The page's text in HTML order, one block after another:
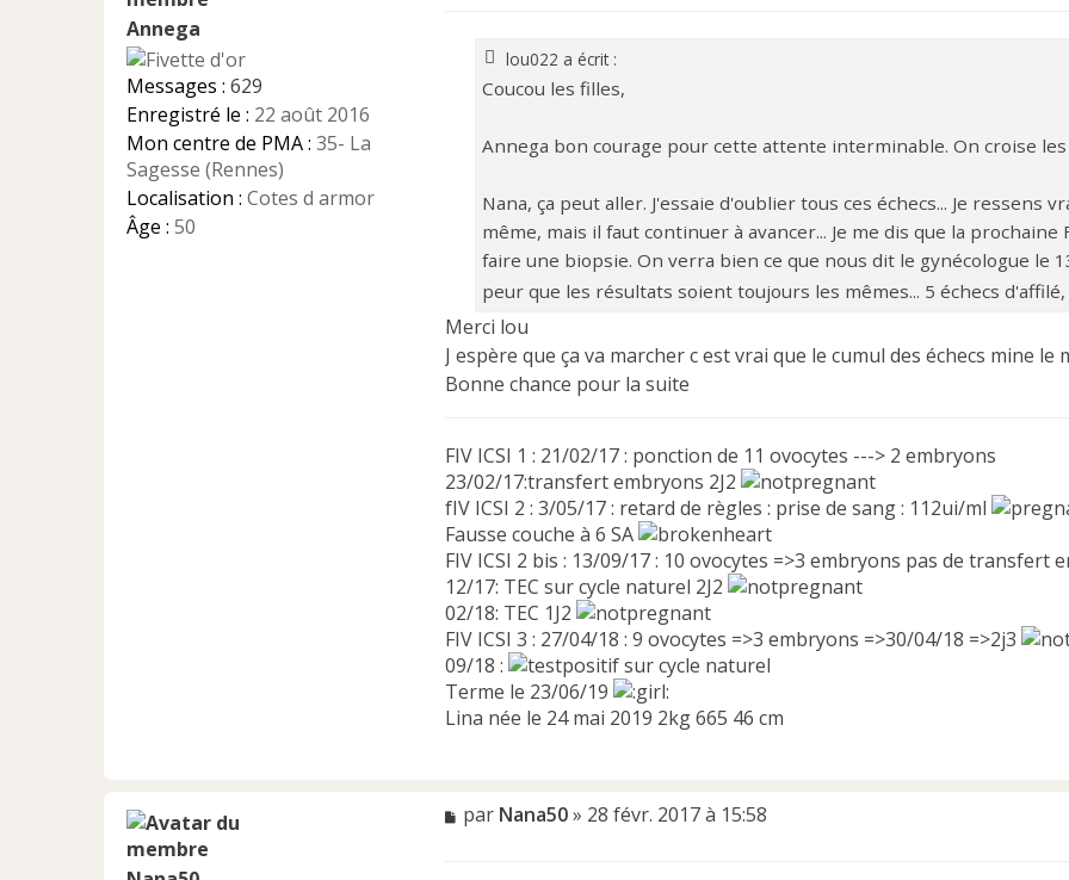
Annega
Messages : 629
Enregistré le : 22 août 2016
Mon centre de PMA : 35- La
Sagesse (Rennes)
Localisation : Cotes d armor
Âge : 50
lou022 a écrit :
Coucou les filles,
Annega bon courage pour cette attente interminable. On croise
Nana, ça peut aller. J'essaie d'oublier tous ces échecs... Je
même, mais il faut continuer à avancer... Je me dis que la
faire une biopsie. On verra bien ce que nous dit le gynécologue le
peur que les résultats soient toujours les mêmes... 5 échecs
Merci lou
J espère que ça va marcher c est vrai que le cumul des échecs mine le
Bonne chance pour la suite
FIV ICSI 1 : 21/02/17 : ponction de 11 ovocytes ---> 2 embryons
23/02/17:transfert embryons 2J2
fIV ICSI 2 : 3/05/17 : retard de règles : prise de sang : 112ui/ml
Fausse couche à 6 SA
FIV ICSI 2 bis : 13/09/17 : 10 ovocytes =>3 embryons pas de transfert
12/17: TEC sur cycle naturel 2J2
02/18: TEC 1J2
FIV ICSI 3 : 27/04/18 : 9 ovocytes =>3 embryons =>30/04/18 =>2j3
09/18 :
sur cycle naturel
Terme le 23/06/19
Lina née le 24 mai 2019 2kg 665 46 cm
M
par Nana50» 28 févr. 2017 à 15:58